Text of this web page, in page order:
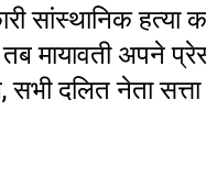
हत्या
मायावती अपने
सभी दलित नेता